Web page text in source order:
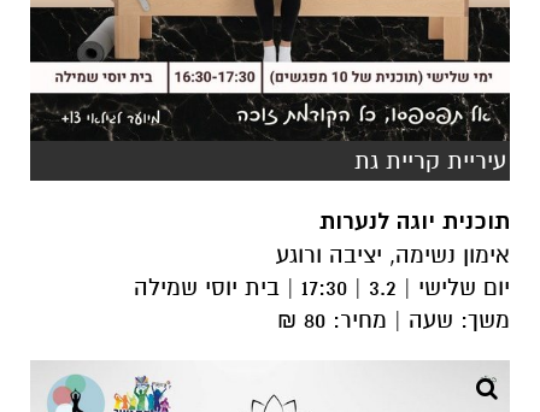
עיריית קריית גת
תוכנית יוגה לנערות
אימון נשימה, יציבה ורוגע
יום שלישי | 3.2 | 17:30 | בית יוסי שמילה
משך: שעה | מחיר: 80 ₪